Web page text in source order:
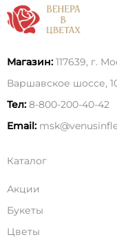
Магазин: 117639, г.
Варшавское шоссе,
Тел: 8-800-200-40-42
Email:
Каталог
Акции
Букеты
Цветы